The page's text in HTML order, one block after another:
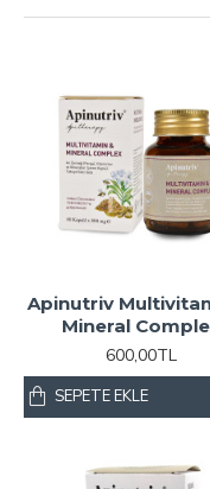
Apinutriv
Mineral
600,00TL
SEPETE EKLE